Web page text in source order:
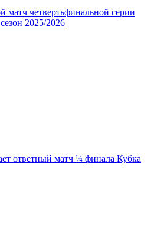
матч четвертьфинальной серии
2025/2026
ответный матч ¼ финала Кубка